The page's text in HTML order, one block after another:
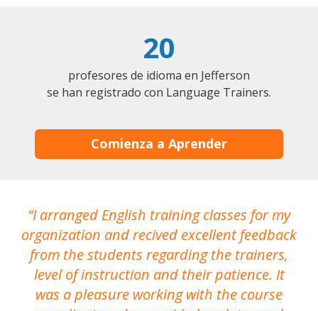
20
profesores de idioma en Jefferson
se han registrado con Language Trainers.
Comienza a Aprender
I arranged English training classes for my
organization and recived excellent feedback
from the students regarding the trainers,
level of instruction and their patience. It
was a pleasure working with the course